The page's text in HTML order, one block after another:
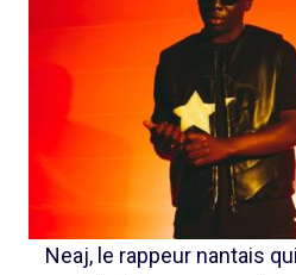
Neaj, le rappeur nantais